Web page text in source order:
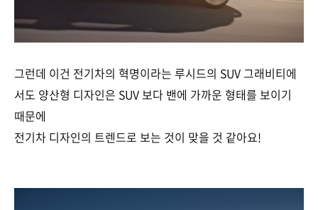
그런데 이건 전기차의 혁명이라는 루시드의 SUV 그래비티에
서도 양산형 디자인은 SUV 보다 밴에 가까운 형태를 보이기
때문에
전기차 디자인의 트렌드로 보는 것이 맞을 것 같아요!